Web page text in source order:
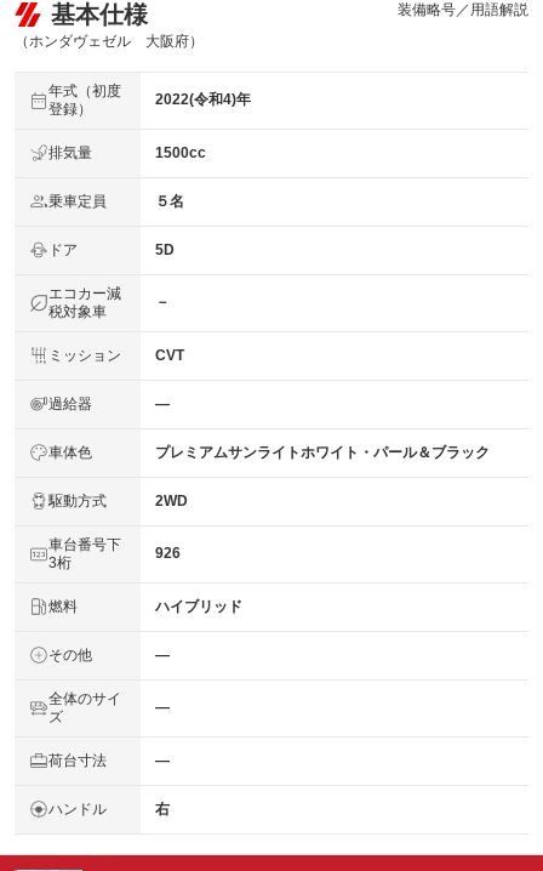
基本仕様
（ホンダヴェゼル 大阪府）
装備略号／用語解説
年式（初度
登録）
2022(令和4)年
排気量 1500cc
乗車定員 ５名
ドア 5D
エコカー減
税対象車
－
ミッション CVT
過給器 ―
車体色 プレミアムサンライトホワイト・パール＆ブラック
駆動方式 2WD
車台番号下
3桁
926
燃料 ハイブリッド
その他 ―
全体のサイ
ズ
―
荷台寸法 ―
ハンドル 右